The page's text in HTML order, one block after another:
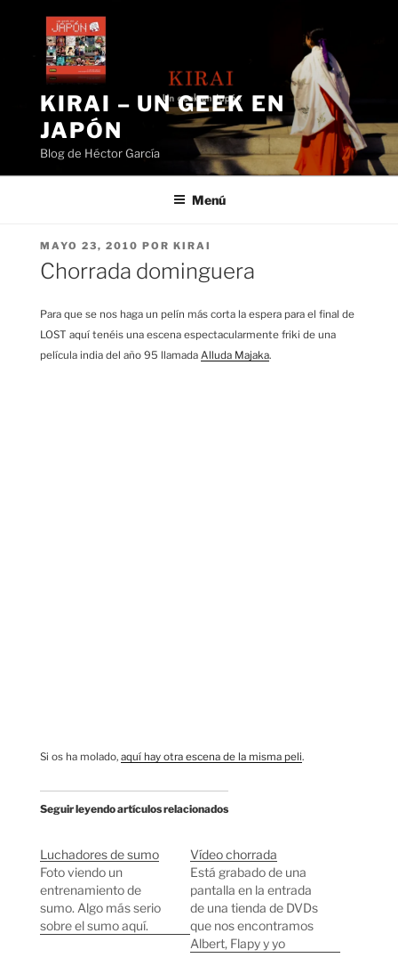
contenido
KIRAI – UN GEEK EN
JAPÓN
Blog de Héctor García
Menú
PUBLICADO
EL
MAYO 23, 2010 POR KIRAI
Chorrada dominguera
Para que se nos haga un pelín más corta la espera para el final de
LOST aquí tenéis una escena espectacularmente friki de una
película india del año 95 llamada Alluda Majaka.
Si os ha molado, aquí hay otra escena de la misma peli.
Seguir leyendo artículos relacionados
Luchadores de sumo
Foto viendo un
entrenamiento de
sumo. Algo más serio
sobre el sumo aquí.
Vídeo chorrada
Está grabado de una
pantalla en la entrada
de una tienda de DVDs
que nos encontramos
Albert, Flapy y yo